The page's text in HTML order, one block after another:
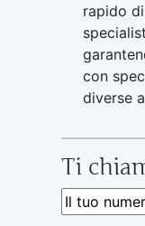
rapido
con
diverse
Ti
Telefono